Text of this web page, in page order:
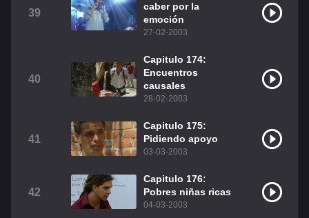
39
caber por la
emoción
27-02-2003
40
Capitulo 174:
Encuentros
causales
28-02-2003
41
Capitulo 175:
Pidiendo apoyo
03-03-2003
42
Capitulo 176:
Pobres niñas ricas
04-03-2003